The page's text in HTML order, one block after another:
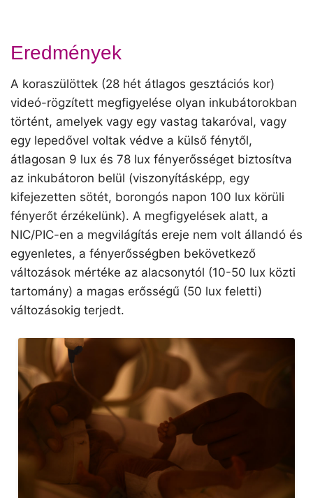
Eredmények
A koraszülöttek (28 hét átlagos gesztációs kor)
videó-rögzített megfigyelése olyan inkubátorokban
történt, amelyek vagy egy vastag takaróval, vagy
egy lepedővel voltak védve a külső fénytől,
átlagosan 9 lux és 78 lux fényerősséget biztosítva
az inkubátoron belül (viszonyításképp, egy
kifejezetten sötét, borongós napon 100 lux körüli
fényerőt érzékelünk). A megfigyelések alatt, a
NIC/PIC-en a megvilágítás ereje nem volt állandó és
egyenletes, a fényerősségben bekövetkező
változások mértéke az alacsonytól (10-50 lux közti
tartomány) a magas erősségű (50 lux feletti)
változásokig terjedt.